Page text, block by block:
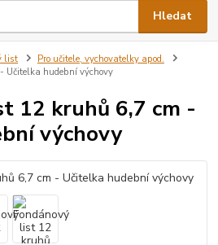
Hledat
list
Pro učitele, vychovatelky apod.
Učitelka hudební výchovy
12 kruhů 6,7 cm -
výchovy